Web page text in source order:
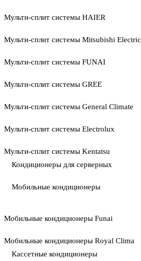
Мульти-сплит системы HAIER
Мульти-сплит системы Mitsubishi Electric
Мульти-сплит системы FUNAI
Мульти-сплит системы GREE
Мульти-сплит системы General Climate
Мульти-сплит системы Electrolux
Мульти-сплит системы Kentatsu
Кондиционеры для серверных
Мобильные кондиционеры
Мобильные кондиционеры Funai
Мобильные кондиционеры Royal Clima
Кассетные кондиционеры